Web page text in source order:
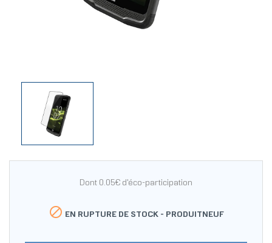
Dont 0.05€ d'éco-participation
 EN RUPTURE DE STOCK - PRODUITNEUF